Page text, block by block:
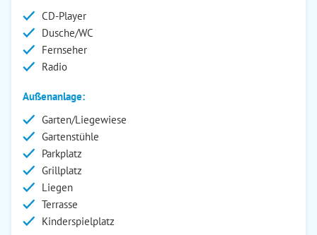
CD-Player
Dusche/WC
Fernseher
Radio
Außenanlage:
Garten/Liegewiese
Gartenstühle
Parkplatz
Grillplatz
Liegen
Terrasse
Kinderspielplatz